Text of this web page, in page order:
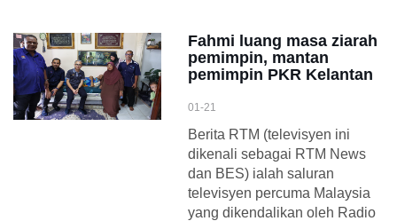
Fahmi luang masa ziarah
pemimpin, mantan
pemimpin PKR Kelantan
01-21
Berita RTM (televisyen ini
dikenali sebagai RTM News
dan BES) ialah saluran
televisyen percuma Malaysia
yang dikendalikan oleh Radio